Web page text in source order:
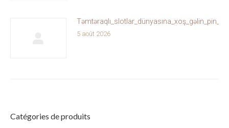
5 août 2026
Catégories de produits